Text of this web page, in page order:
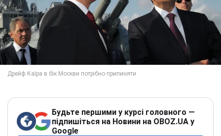
Будьте першими у курсі головного —
підпишіться на Новини на OBOZ.UA у
Google